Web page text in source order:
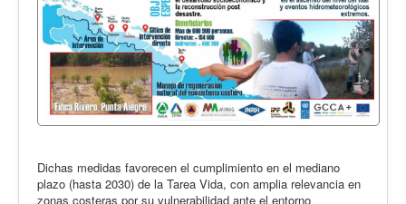
Dichas medidas favorecen el cumplimiento en el mediano
plazo (hasta 2030) de la Tarea Vida, con amplia relevancia en
zonas costeras por su vulnerabilidad ante el entorno